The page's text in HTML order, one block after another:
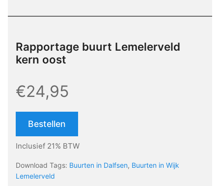
Rapportage buurt Lemelerveld
kern oost
€24,95
Bestellen
Inclusief 21% BTW
Download Tags: Buurten in Dalfsen, Buurten in Wijk
Lemelerveld